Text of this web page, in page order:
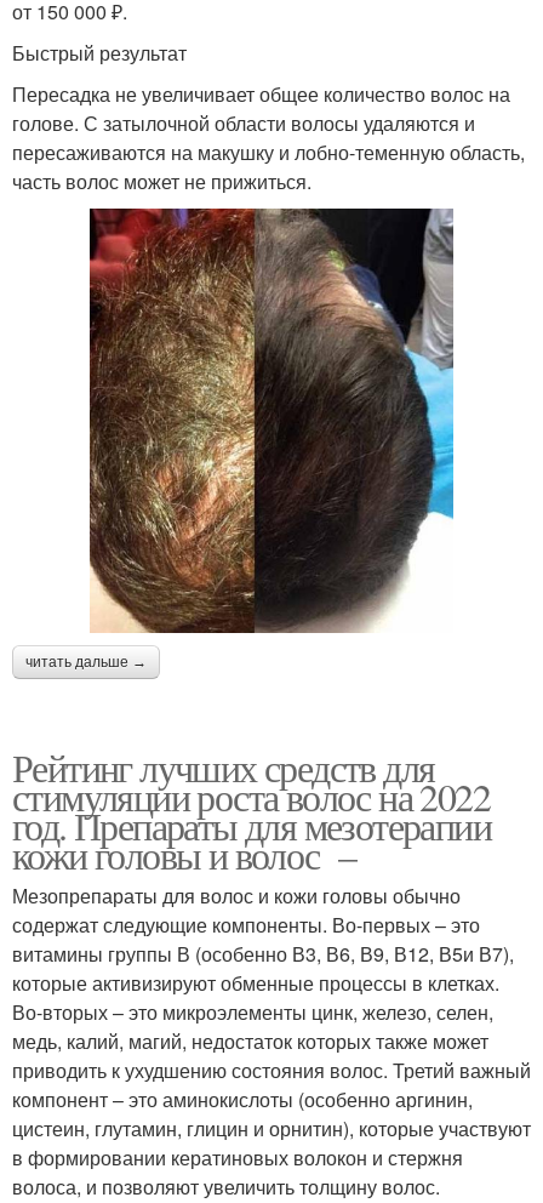
от 150 000 ₽.
Быстрый результат
Пересадка не увеличивает общее количество волос на
голове. С затылочной области волосы удаляются и
пересаживаются на макушку и лобно-теменную область,
часть волос может не прижиться.
читать дальше →
Рейтинг лучших средств для
стимуляции роста волос на 2022
год. Препараты для мезотерапии
кожи головы и волос –
Мезопрепараты для волос и кожи головы обычно
содержат следующие компоненты. Во-первых – это
витамины группы В (особенно В3, В6, В9, В12, В5и В7),
которые активизируют обменные процессы в клетках.
Во-вторых – это микроэлементы цинк, железо, селен,
медь, калий, магий, недостаток которых также может
приводить к ухудшению состояния волос. Третий важный
компонент – это аминокислоты (особенно аргинин,
цистеин, глутамин, глицин и орнитин), которые участвуют
в формировании кератиновых волокон и стержня
волоса, и позволяют увеличить толщину волос.